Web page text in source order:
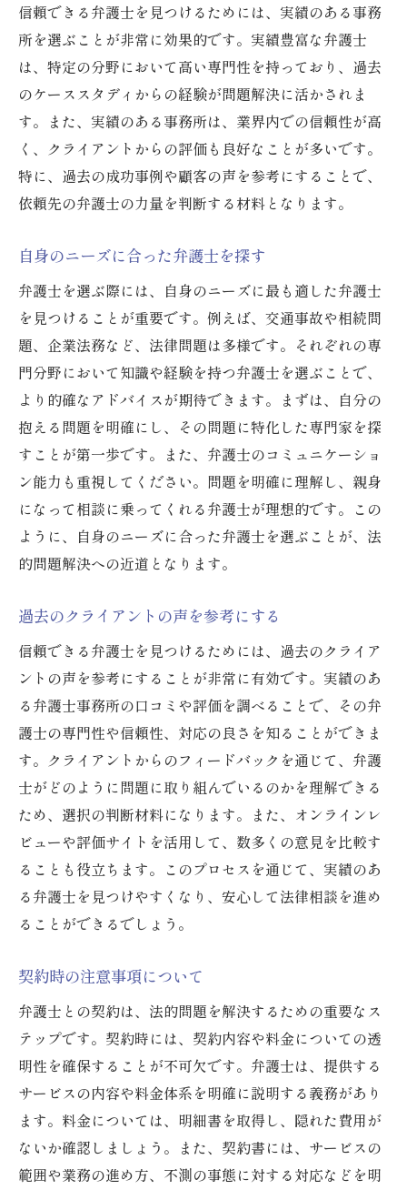
信頼できる弁護士を見つけるためには、実績のある事務
所を選ぶことが非常に効果的です。実績豊富な弁護士
は、特定の分野において高い専門性を持っており、過去
のケーススタディからの経験が問題解決に活かされま
す。また、実績のある事務所は、業界内での信頼性が高
く、クライアントからの評価も良好なことが多いです。
特に、過去の成功事例や顧客の声を参考にすることで、
依頼先の弁護士の力量を判断する材料となります。
自身のニーズに合った弁護士を探す
弁護士を選ぶ際には、自身のニーズに最も適した弁護士
を見つけることが重要です。例えば、交通事故や相続問
題、企業法務など、法律問題は多様です。それぞれの専
門分野において知識や経験を持つ弁護士を選ぶことで、
より的確なアドバイスが期待できます。まずは、自分の
抱える問題を明確にし、その問題に特化した専門家を探
すことが第一歩です。また、弁護士のコミュニケーショ
ン能力も重視してください。問題を明確に理解し、親身
になって相談に乗ってくれる弁護士が理想的です。この
ように、自身のニーズに合った弁護士を選ぶことが、法
的問題解決への近道となります。
過去のクライアントの声を参考にする
信頼できる弁護士を見つけるためには、過去のクライア
ントの声を参考にすることが非常に有効です。実績のあ
る弁護士事務所の口コミや評価を調べることで、その弁
護士の専門性や信頼性、対応の良さを知ることができま
す。クライアントからのフィードバックを通じて、弁護
士がどのように問題に取り組んでいるのかを理解できる
ため、選択の判断材料になります。また、オンラインレ
ビューや評価サイトを活用して、数多くの意見を比較す
ることも役立ちます。このプロセスを通じて、実績のあ
る弁護士を見つけやすくなり、安心して法律相談を進め
ることができるでしょう。
契約時の注意事項について
弁護士との契約は、法的問題を解決するための重要なス
テップです。契約時には、契約内容や料金についての透
明性を確保することが不可欠です。弁護士は、提供する
サービスの内容や料金体系を明確に説明する義務があり
ます。料金については、明細書を取得し、隠れた費用が
ないか確認しましょう。また、契約書には、サービスの
範囲や業務の進め方、不測の事態に対する対応などを明